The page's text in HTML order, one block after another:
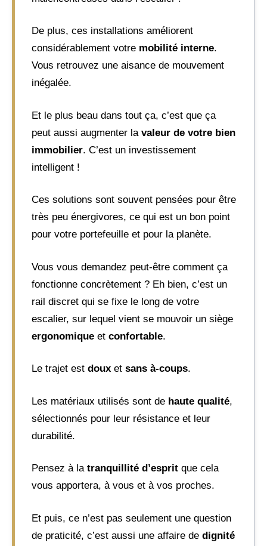
De plus, ces installations améliorent
considérablement votre mobilité interne.
Vous retrouvez une aisance de mouvement
inégalée.
Et le plus beau dans tout ça, c’est que ça
peut aussi augmenter la valeur de votre bien
immobilier. C’est un investissement
intelligent !
Ces solutions sont souvent pensées pour être
très peu énergivores, ce qui est un bon point
pour votre portefeuille et pour la planète.
Vous vous demandez peut-être comment ça
fonctionne concrètement ? Eh bien, c’est un
rail discret qui se fixe le long de votre
escalier, sur lequel vient se mouvoir un siège
ergonomique et confortable.
Le trajet est doux et sans à-coups.
Les matériaux utilisés sont de haute qualité,
sélectionnés pour leur résistance et leur
durabilité.
Pensez à la tranquillité d’esprit que cela
vous apportera, à vous et à vos proches.
Et puis, ce n’est pas seulement une question
de praticité, c’est aussi une affaire de dignité